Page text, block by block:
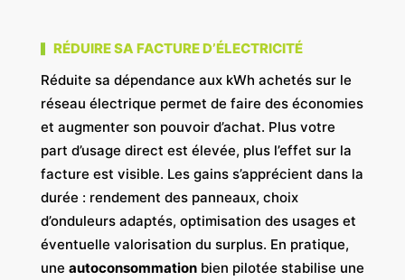
RÉDUIRE SA FACTURE D’ÉLECTRICITÉ
Réduite sa dépendance aux kWh achetés sur le
réseau électrique permet de faire des économies
et augmenter son pouvoir d’achat. Plus votre
part d’usage direct est élevée, plus l’effet sur la
facture est visible. Les gains s’apprécient dans la
durée : rendement des panneaux, choix
d’onduleurs adaptés, optimisation des usages et
éventuelle valorisation du surplus. En pratique,
une autoconsommationbien pilotée stabilise une